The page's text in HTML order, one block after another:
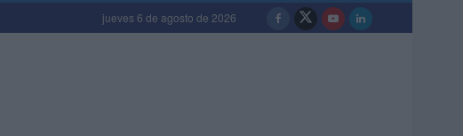
jueves 6 de agosto de 2026